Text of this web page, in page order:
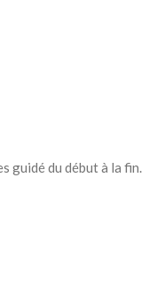
guidé du début à la fin.